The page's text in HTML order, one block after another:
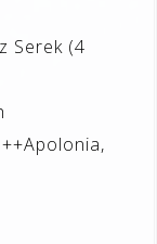
Serek (4